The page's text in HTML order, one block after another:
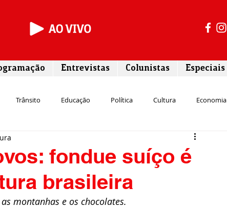
Entrevistas Colunistas Especiais
Trânsito Educação Política Cultura Economia
Entrevista
Comunicação Empreendedorismo
fondue suíço é
brasileira
montanhas e os chocolates.